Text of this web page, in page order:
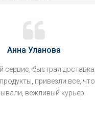
Анна Уланова
сервис, быстрая доставка,
привезли все, что
вежливый курьер.